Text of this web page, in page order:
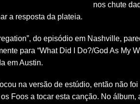
nos chute
a resposta da plateia.
do episódio em Nashville,
para “What Did I Do?/God As My
em Austin.
na versão de estúdio, então não
Foos a tocar esta canção. No